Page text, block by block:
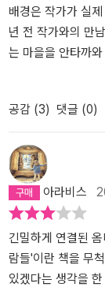
이 가지고, 더 많이
다. 아름다워라. 그
인과 종이 없고 모
가 그렇고... 모두
로 대자연의 진리
모습이 정말 아름
하는 노래꾼이란
이 틀림없는 어른
만고불변의 진리
는 아프게, 때로는
'과수원을 점령하
을 다 읽고 나면 살
낌이 온 몸에 곰실
배경은 작가가 실
년 전 작가와의 만
는 마을을 안타까
사는 공간, 자신이
를 얻게 되는 것이
어서도, 소재를 살
이 배어있다. 특히
감하며 그만큼 깊
타고난 이야기꾼
불어넣어 술술술 풀
다. 읽는 이를 한
중학년을 대상으로
조각이 한 권을 이
공감 (3) 댓글 (0)
아라비스
긴밀하게 연결된
람들'이란 책을 무
있겠다는 생각을